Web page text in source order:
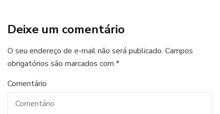
Deixe um comentário
O seu endereço de e-mail não será publicado. Campos
obrigatórios são marcados com *
Comentário